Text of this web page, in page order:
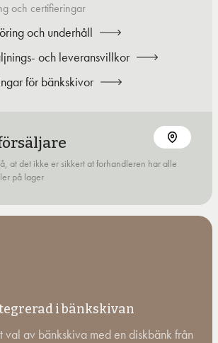
och certifieringar
och underhåll
och leveransvillkor
för bänkskivor
at det ikke er sikkert at forhandleren har alle
på lager
i bänkskivan
val av bänkskiva med en diskbänk från